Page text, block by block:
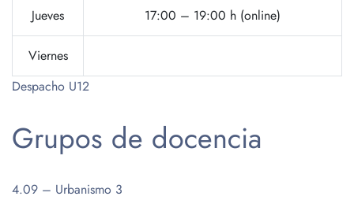
Jueves 17:00 – 19:00 h (online)
Viernes
Despacho U12
Grupos de docencia
4.09 – Urbanismo 3